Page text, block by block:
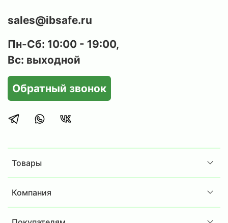
Товары
Компания
sales@ibsafe.ru
Пн-Сб: 10:00 - 19:00,
Вс: выходной
Обратный звонок